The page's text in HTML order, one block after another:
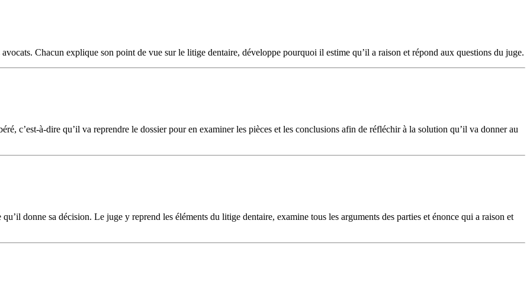
Chacun explique son point de vue sur le litige dentaire, développe pourquoi il estime qu’il a raison et répond aux questions du juge.
c’est-à-dire qu’il va reprendre le dossier pour en examiner les pièces et les conclusions afin de réfléchir à la solution qu’il va donner au
donne sa décision. Le juge y reprend les éléments du litige dentaire, examine tous les arguments des parties et énonce qui a raison et